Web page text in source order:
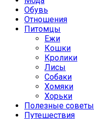
Обувь
Отношения
Питомцы
Ежи
Кошки
Кролики
Лисы
Собаки
Хомяки
Хорьки
Полезные советы
Путешествия